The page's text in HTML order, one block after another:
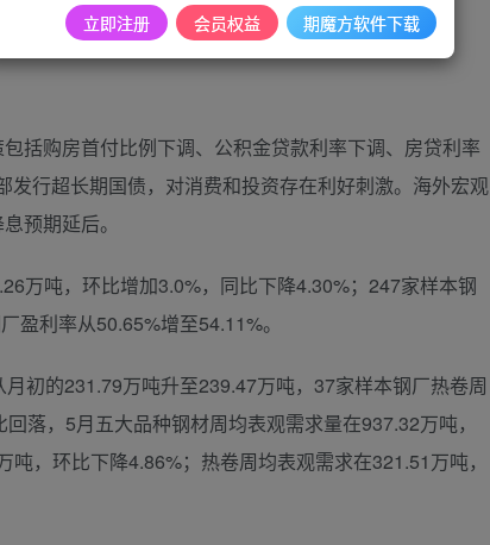
场的稳健运行。
购房首付比例下调、公积金贷款利率下调、房贷利率
行超长期国债，对消费和投资存在利好刺激。海外宏观
预期延后。
吨，环比增加3.0%，同比下降4.30%；247家样本钢
盈利率从50.65%增至54.11%。
的231.79万吨升至239.47万吨，37家样本钢厂热卷周
落，5月五大品种钢材周均表观需求量在937.32万吨，
，环比下降4.86%；热卷周均表观需求在321.51万吨，
立即注册 会员权益 期魔方软件下载